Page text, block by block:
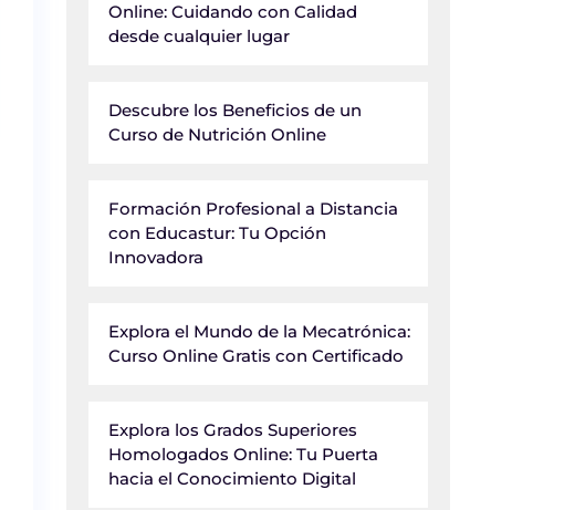
Online: Cuidando con Calidad
desde cualquier lugar
Descubre los Beneficios de un
Curso de Nutrición Online
Formación Profesional a Distancia
con Educastur: Tu Opción
Innovadora
Explora el Mundo de la Mecatrónica:
Curso Online Gratis con Certificado
Explora los Grados Superiores
Homologados Online: Tu Puerta
hacia el Conocimiento Digital